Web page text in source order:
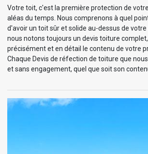
Votre toit, c'est la première protection de
aléas du temps. Nous comprenons à quel
d'avoir un toit sûr et solide au-dessus de
nous notons toujours un devis toiture
précisément et en détail le contenu de votre
Chaque Devis de réfection de toiture que
et sans engagement, quel que soit son